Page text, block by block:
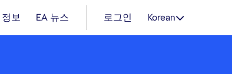
보 EA 뉴스 로그인 Korean